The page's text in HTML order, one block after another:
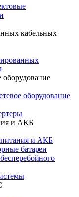
кабельных
оборудование
оборудование
и АКБ
и АКБ
батареи